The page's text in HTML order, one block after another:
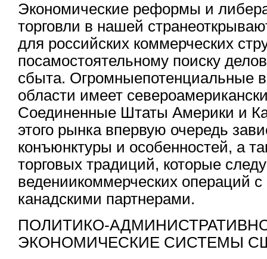
Экономические реформы и
торговли в нашей
для российских коммерческих
посамостоятельному поиску
сбыта. Огромныепотенциальные
области имеет
Соединенные Штаты Америки и
этого рынка впервую очередь
конъюнктуры и особенностей, а
торговых традиций, которые
ведениикоммерческих операций
канадскими партнерами.
ПОЛИТИКО-
ЭКОНОМИЧЕСКИЕ СИСТЕМЫ